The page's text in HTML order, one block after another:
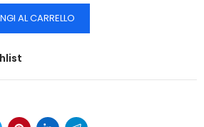
AL CARRELLO